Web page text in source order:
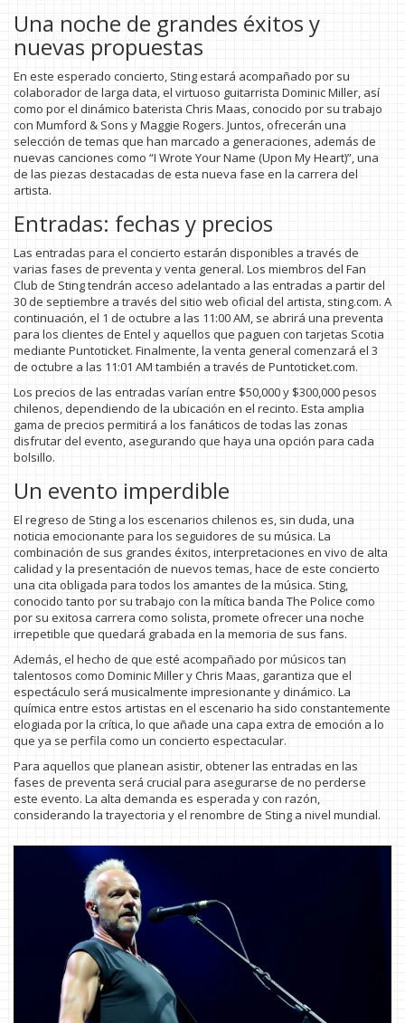
Una noche de grandes éxitos y
nuevas propuestas
En este esperado concierto, Sting estará acompañado por su
colaborador de larga data, el virtuoso guitarrista Dominic Miller, así
como por el dinámico baterista Chris Maas, conocido por su trabajo
con Mumford & Sons y Maggie Rogers. Juntos, ofrecerán una
selección de temas que han marcado a generaciones, además de
nuevas canciones como “I Wrote Your Name (Upon My Heart)”, una
de las piezas destacadas de esta nueva fase en la carrera del
artista.
Entradas: fechas y precios
Las entradas para el concierto estarán disponibles a través de
varias fases de preventa y venta general. Los miembros del Fan
Club de Sting tendrán acceso adelantado a las entradas a partir del
30 de septiembre a través del sitio web oficial del artista, sting.com. A
continuación, el 1 de octubre a las 11:00 AM, se abrirá una preventa
para los clientes de Entel y aquellos que paguen con tarjetas Scotia
mediante Puntoticket. Finalmente, la venta general comenzará el 3
de octubre a las 11:01 AM también a través de Puntoticket.com.
Los precios de las entradas varían entre $50,000 y $300,000 pesos
chilenos, dependiendo de la ubicación en el recinto. Esta amplia
gama de precios permitirá a los fanáticos de todas las zonas
disfrutar del evento, asegurando que haya una opción para cada
bolsillo.
Un evento imperdible
El regreso de Sting a los escenarios chilenos es, sin duda, una
noticia emocionante para los seguidores de su música. La
combinación de sus grandes éxitos, interpretaciones en vivo de alta
calidad y la presentación de nuevos temas, hace de este concierto
una cita obligada para todos los amantes de la música. Sting,
conocido tanto por su trabajo con la mítica banda The Police como
por su exitosa carrera como solista, promete ofrecer una noche
irrepetible que quedará grabada en la memoria de sus fans.
Además, el hecho de que esté acompañado por músicos tan
talentosos como Dominic Miller y Chris Maas, garantiza que el
espectáculo será musicalmente impresionante y dinámico. La
química entre estos artistas en el escenario ha sido constantemente
elogiada por la crítica, lo que añade una capa extra de emoción a lo
que ya se perfila como un concierto espectacular.
Para aquellos que planean asistir, obtener las entradas en las
fases de preventa será crucial para asegurarse de no perderse
este evento. La alta demanda es esperada y con razón,
considerando la trayectoria y el renombre de Sting a nivel mundial.